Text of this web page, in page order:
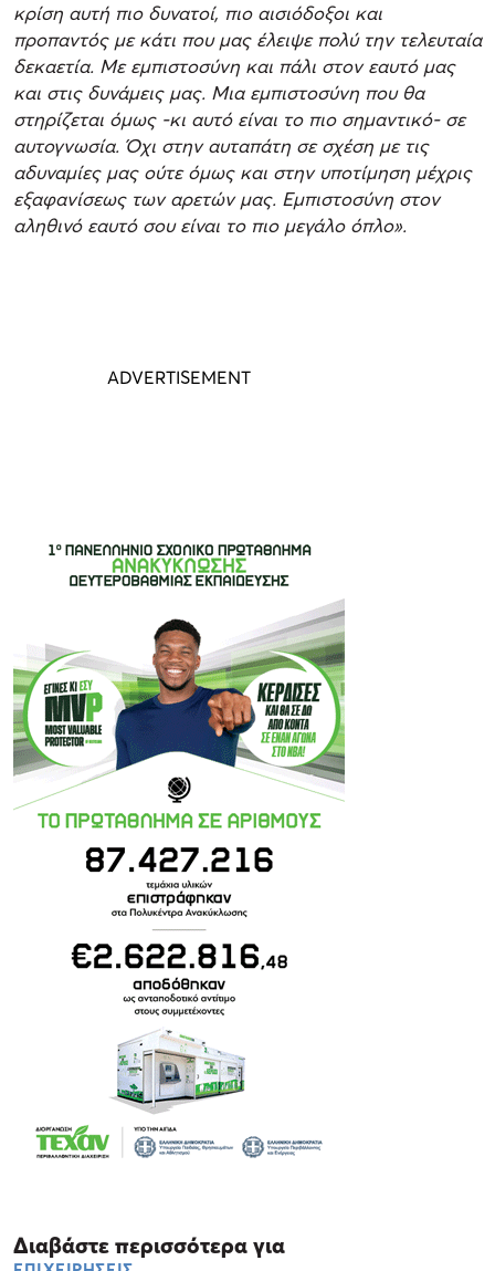
κρίση αυτή πιο δυνατοί, πιο αισιόδοξοι και
προπαντός με κάτι που μας έλειψε πολύ την τελευταία
δεκαετία. Με εμπιστοσύνη και πάλι στον εαυτό μας
και στις δυνάμεις μας. Μια εμπιστοσύνη που θα
στηρίζεται όμως -κι αυτό είναι το πιο σημαντικό- σε
αυτογνωσία. Όχι στην αυταπάτη σε σχέση με τις
αδυναμίες μας ούτε όμως και στην υποτίμηση μέχρις
εξαφανίσεως των αρετών μας. Εμπιστοσύνη στον
αληθινό εαυτό σου είναι το πιο μεγάλο όπλο».
Διαβάστε περισσότερα για